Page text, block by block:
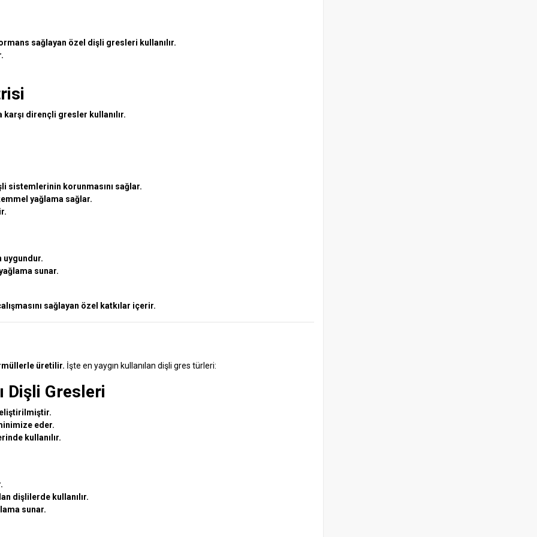
sağlayan özel dişli gresleri kullanılır.
dirençli gresler kullanılır.
sistemlerinin korunmasını sağlar.
yağlama sağlar.
uygundur.
sunar.
sağlayan özel katkılar içerir.
üretilir. İşte en yaygın kullanılan dişli gres türleri:
Dişli Gresleri
eder.
kullanılır.
dişlilerde kullanılır.
sunar.